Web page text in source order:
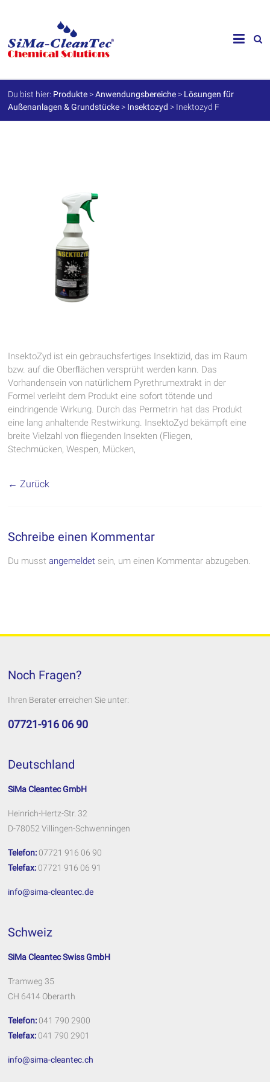
SiMa-
Cleantec
GmbH
Spezialprodukte
für
Du bist hier: Produkte >Anwendungsbereiche > Lösungen für
Außenanlagen & Grundstücke > Insektozyd > Inektozyd F
InsektoZyd ist ein gebrauchsfertiges Insektizid, das im Raum
bzw. auf die Oberﬂächen versprüht werden kann. Das
Vorhandensein von natürlichem Pyrethrumextrakt in der
Formel verleiht dem Produkt eine sofort tötende und
eindringende Wirkung. Durch das Permetrin hat das Produkt
eine lang anhaltende Restwirkung. InsektoZyd bekämpft eine
breite Vielzahl von ﬂiegenden Insekten (Fliegen,
Stechmücken, Wespen, Mücken,
← Zurück
Schreibe einen Kommentar
Du musstangemeldet sein, um einen Kommentar abzugeben.
Noch Fragen?
Ihren Berater erreichen Sie unter:
07721-916 06 90
Deutschland
SiMa Cleantec GmbH
Heinrich-Hertz-Str. 32
D-78052 Villingen-Schwenningen
Telefon: 07721 916 06 90
Telefax: 07721 916 06 91
info@sima-cleantec.de
Schweiz
SiMa Cleantec Swiss GmbH
Tramweg 35
CH 6414 Oberarth
Telefon: 041 790 2900
Telefax: 041 790 2901
info@sima-cleantec.ch